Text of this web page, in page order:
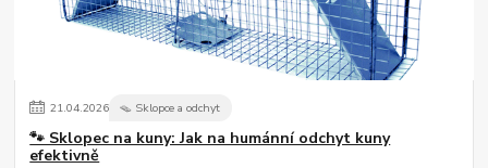
21.04.2026 🪤 Sklopce a odchyt
🐾 Sklopec na kuny: Jak na humánní odchyt kuny
efektivně